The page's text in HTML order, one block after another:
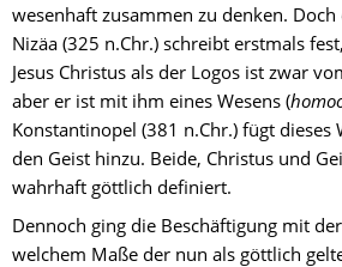
wesenhaft zusammen zu denken.
Nizäa (325 n.Chr.) schreibt erstmals
Jesus Christus als der Logos ist zwar
aber er ist mit ihm eines Wesens (
Konstantinopel (381 n.Chr.) fügt dieses
den Geist hinzu. Beide, Christus und
wahrhaft göttlich definiert.
Dennoch ging die Beschäftigung mit
welchem Maße der nun als göttlich